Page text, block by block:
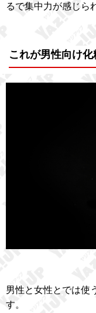
るで集中力が感じら
これが男性向け化
男性と女性とでは使
す。